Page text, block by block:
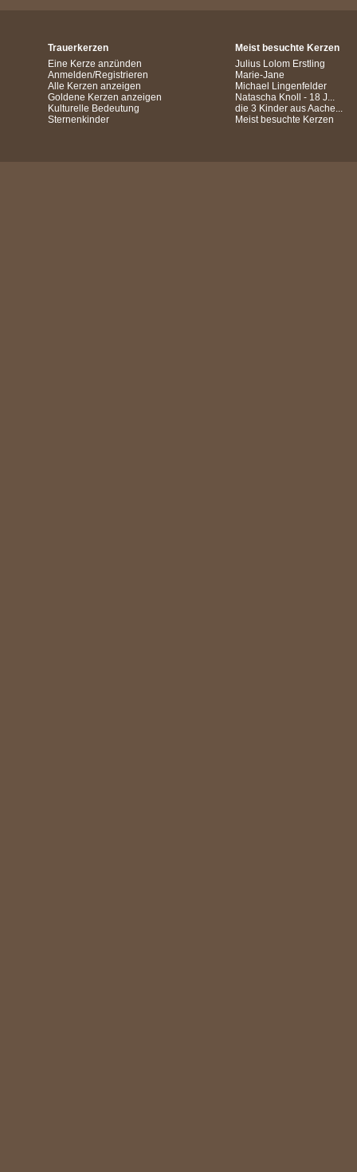
Trauerkerzen
Eine Kerze anzünden
Anmelden/Registrieren
Alle Kerzen anzeigen
Goldene Kerzen anzeigen
Kulturelle Bedeutung
Sternenkinder
Meist besuchte Kerzen
Julius Lolom Erstling
Marie-Jane
Michael Lingenfelder
Natascha Knoll - 18 J...
die 3 Kinder aus Aache...
Meist besuchte Kerzen